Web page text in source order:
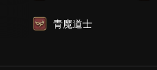
青魔道士